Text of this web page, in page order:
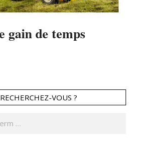
gain de temps
VOUS ?